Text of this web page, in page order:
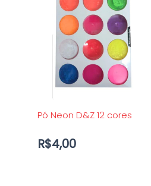
Pó Neon D&Z 12 cores
R$4,00